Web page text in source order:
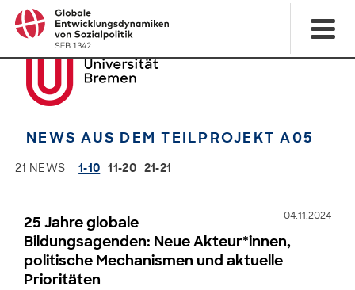
NEWS AUS DEM TEILPROJEKT A05
21 NEWS 1-10 11-20 21-21
04.11.2024
25 Jahre globale
Bildungsagenden: Neue Akteur*innen,
politische Mechanismen und aktuelle
Prioritäten